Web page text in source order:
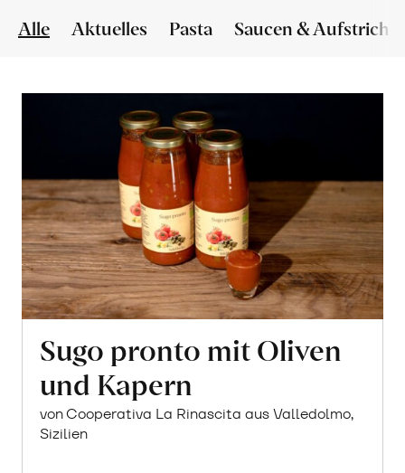
Alle Aktuelles Pasta Saucen & Aufstriche
Sugo pronto mit Oliven
und Kapern
von Cooperativa La Rinascita aus Valledolmo,
Sizilien